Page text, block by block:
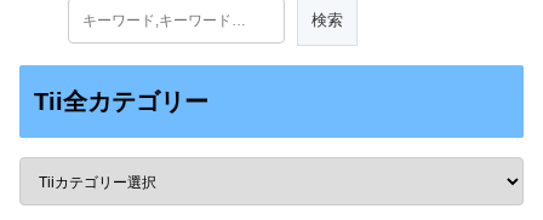
Tii全カテゴリー